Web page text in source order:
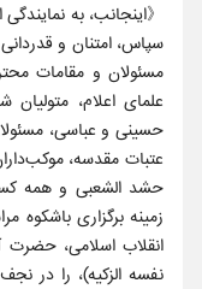
《اینجانب، به
سپاس، امتنان و
مسئولان و مقامات
علمای اعلام،
حسینی و عباسی،
عتبات مقدسه،
حشد الشعبی و همه
زمینه برگزاری باشکوه
انقلاب اسلامی، حضرت
نفسه الزکیه)، را در